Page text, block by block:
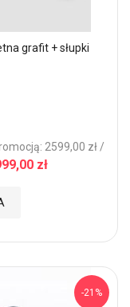
grafit + słupki
2599,00 zł /
zł
-21%